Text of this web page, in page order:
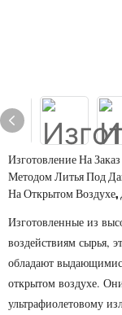
Изготовление На
Методом Литья Под
На Открытом Воздухе,
Изготовленные из
воздействиям сырья,
обладают
открытом воздухе.
ультрафиолетовому